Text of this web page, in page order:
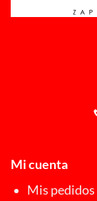
Mi cuenta
Mis pedidos